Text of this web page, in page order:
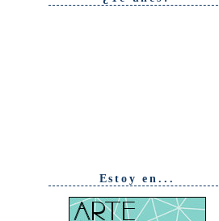
Estoy en...